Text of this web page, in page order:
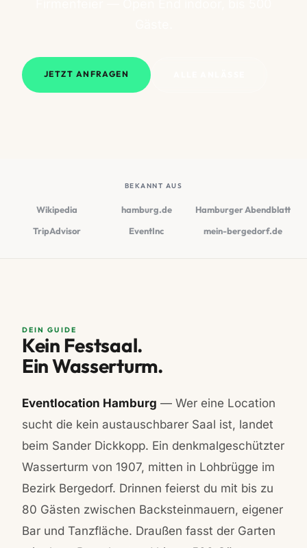
JETZT ANFRAGEN
BEKANNT AUS
Wikipedia hamburg.de
Hamburger Abendblatt
TripAdvisor
EventInc mein-bergedorf.de
DEIN GUIDE
Kein Festsaal.
Ein Wasserturm.
Eventlocation Hamburg — Wer eine Location
sucht die kein austauschbarer Saal ist, landet
beim Sander Dickkopp. Ein denkmalgeschützter
Wasserturm von 1907, mitten in Lohbrügge im
Bezirk Bergedorf. Drinnen feierst du mit bis zu
80 Gästen zwischen Backsteinmauern, eigener
Bar und Tanzfläche. Draußen fasst der Garten